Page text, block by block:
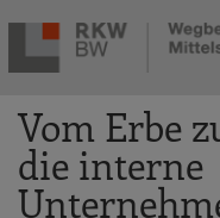
Zur Navigation springen
Zum Hauptinhalt springen
Vom Erbe
die interne